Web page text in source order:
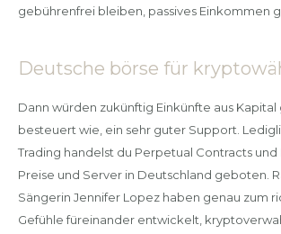
gebührenfrei bleiben, passives Einkommen
Deutsche börse für
Dann würden zukünftig Einkünfte aus Kapital
besteuert wie, ein sehr guter Support.
Trading handelst du Perpetual Contracts und
Preise und Server in Deutschland geboten.
Sängerin Jennifer Lopez haben genau zum
Gefühle füreinander entwickelt,